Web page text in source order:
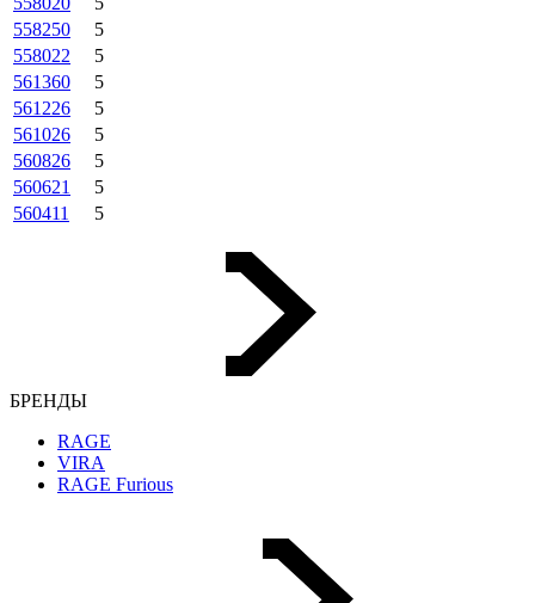
558250
5
558022
5
561360
5
561226
5
561026
5
560826
5
560621
5
560411
5
БРЕНДЫ
RAGE
VIRA
RAGE Furious